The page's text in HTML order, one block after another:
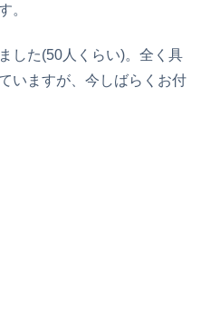
。
した(50人くらい)。全く具
いますが、今しばらくお付